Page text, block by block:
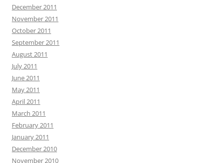
December 2011
November 2011
October 2011
September 2011
August 2011
July 2011
June 2011
May 2011
April 2011
March 2011
February 2011
January 2011
December 2010
November 2010